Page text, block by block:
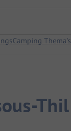
Camping Thema's
Thil